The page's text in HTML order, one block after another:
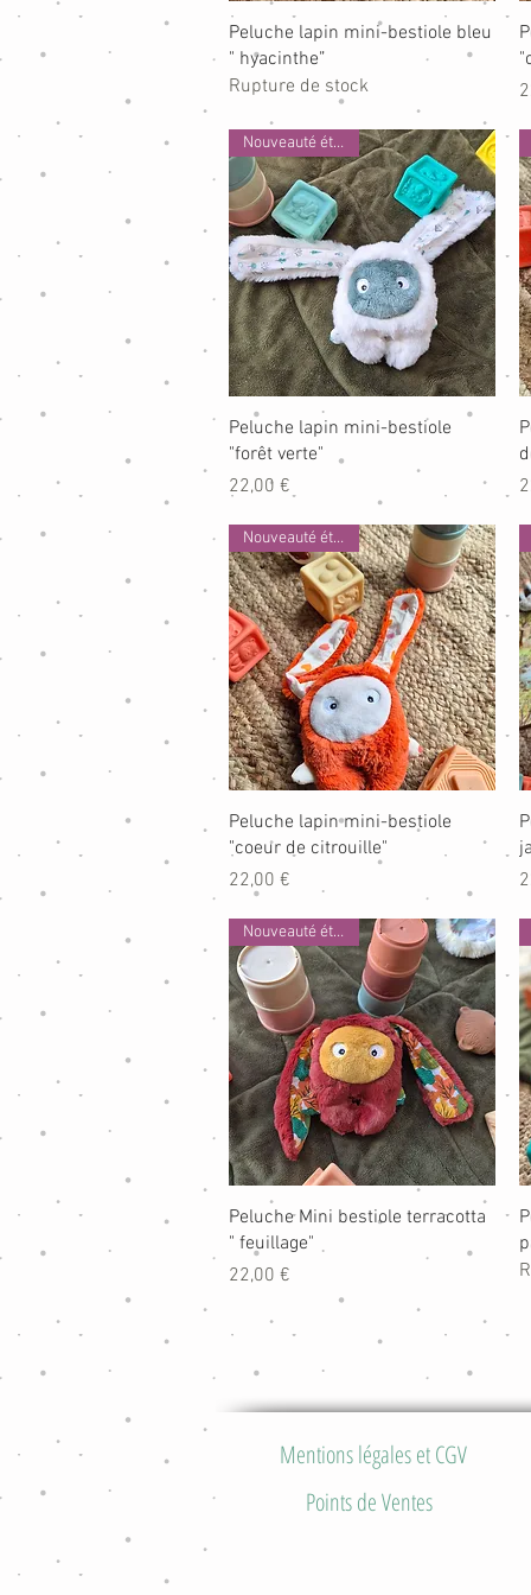
Aperçu rapide
Peluche lapin mini-bestiole bleu
" hyacinthe"
Rupture de stock
Aperçu rapide
Nouveauté été 2026
Peluche lapin mini-bestiole
"forêt verte"
Prix
22,00 €
Aperçu rapide
Nouveauté été 2026
Peluche lapin mini-bestiole
"coeur de citrouille"
Prix
22,00 €
Aperçu rapide
Nouveauté été 2026
Peluche Mini bestiole terracotta
" feuillage"
Prix
22,00 €
Mentions légales et CGV
Points de Ventes